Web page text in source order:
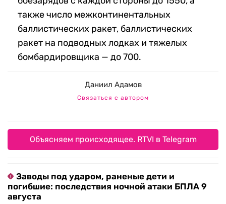
также число межконтинентальных
баллистических ракет, баллистических
ракет на подводных лодках и тяжелых
бомбардировщика — до 700.
Даниил Адамов
Связаться с автором
Объясняем происходящее. RTVI в Telegram
Заводы под ударом, раненые дети и
погибшие: последствия ночной атаки БПЛА 9
августа